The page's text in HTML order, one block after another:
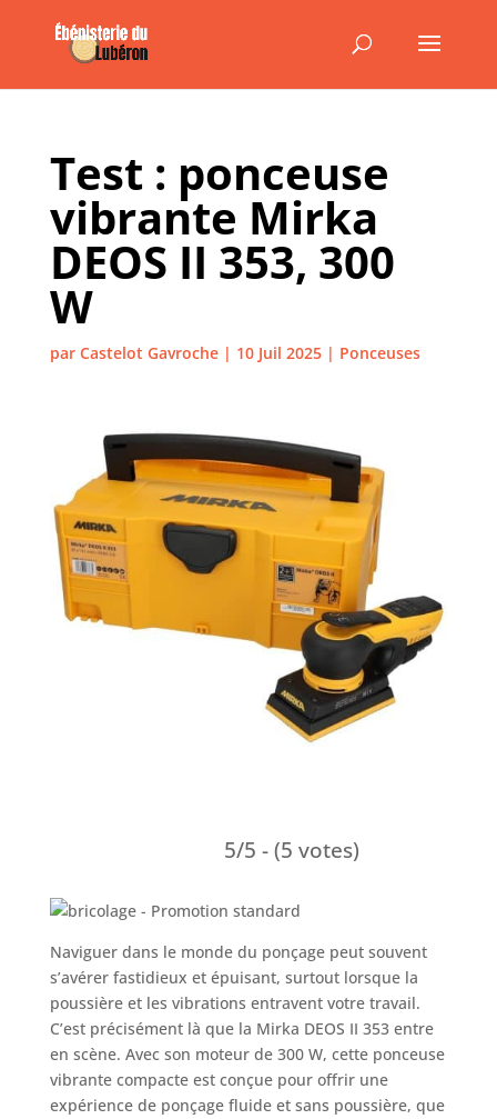
Test : ponceuse
vibrante Mirka
DEOS II 353, 300
W
par Castelot Gavroche| 10 Juil 2025| Ponceuses
5/5 - (5 votes)
Naviguer dans le monde du ponçage peut souvent
s’avérer fastidieux et épuisant, surtout lorsque la
poussière et les vibrations entravent votre travail.
C’est précisément là que la Mirka DEOS II 353 entre
en scène. Avec son moteur de 300 W, cette ponceuse
vibrante compacte est conçue pour offrir une
expérience de ponçage fluide et sans poussière, que